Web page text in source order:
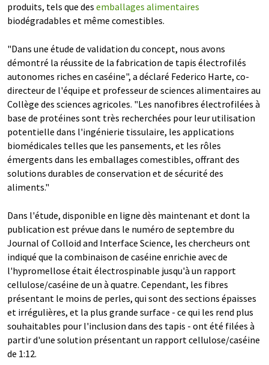
produits, tels que des emballages alimentaires
biodégradables et même comestibles.
"Dans une étude de validation du concept, nous avons
démontré la réussite de la fabrication de tapis électrofilés
autonomes riches en caséine", a déclaré Federico Harte, co-
directeur de l'équipe et professeur de sciences alimentaires au
Collège des sciences agricoles. "Les nanofibres électrofilées à
base de protéines sont très recherchées pour leur utilisation
potentielle dans l'ingénierie tissulaire, les applications
biomédicales telles que les pansements, et les rôles
émergents dans les emballages comestibles, offrant des
solutions durables de conservation et de sécurité des
aliments."
Dans l'étude, disponible en ligne dès maintenant et dont la
publication est prévue dans le numéro de septembre du
Journal of Colloid and Interface Science, les chercheurs ont
indiqué que la combinaison de caséine enrichie avec de
l'hypromellose était électrospinable jusqu'à un rapport
cellulose/caséine de un à quatre. Cependant, les fibres
présentant le moins de perles, qui sont des sections épaisses
et irrégulières, et la plus grande surface - ce qui les rend plus
souhaitables pour l'inclusion dans des tapis - ont été filées à
partir d'une solution présentant un rapport cellulose/caséine
de 1:12.